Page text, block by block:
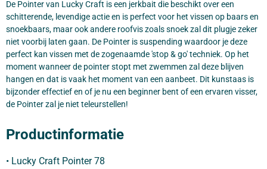
De Pointer van Lucky Craft is een jerkbait die beschikt over een
schitterende, levendige actie en is perfect voor het vissen op baars en
snoekbaars, maar ook andere roofvis zoals snoek zal dit plugje zeker
niet voorbij laten gaan. De Pointer is suspending waardoor je deze
perfect kan vissen met de zogenaamde 'stop & go' techniek. Op het
moment wanneer de pointer stopt met zwemmen zal deze blijven
hangen en dat is vaak het moment van een aanbeet. Dit kunstaas is
bijzonder effectief en of je nu een beginner bent of een ervaren visser,
de Pointer zal je niet teleurstellen!
Productinformatie
• Lucky Craft Pointer 78